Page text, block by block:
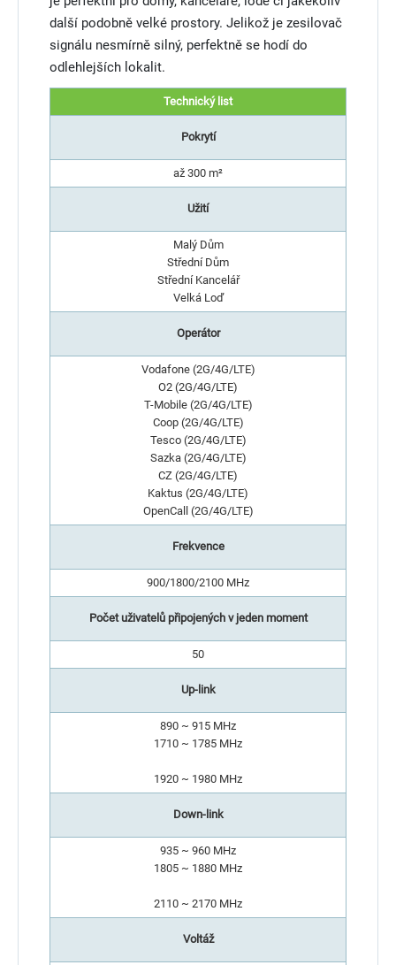
další podobně velké prostory. Jelikož je zesilovač
signálu nesmírně silný, perfektně se hodí do
odlehlejších lokalit.
Technický list
Pokrytí
až 300 m²
Užití
Malý Dům
Střední Dům
Střední Kancelář
Velká Loď
Operátor
Vodafone (2G/4G/LTE)
O2 (2G/4G/LTE)
T-Mobile (2G/4G/LTE)
Coop (2G/4G/LTE)
Tesco (2G/4G/LTE)
Sazka (2G/4G/LTE)
CZ (2G/4G/LTE)
Kaktus (2G/4G/LTE)
OpenCall (2G/4G/LTE)
Frekvence
900/1800/2100 MHz
Počet uživatelů připojených v jeden moment
50
Up-link
890 ~ 915 MHz
1710 ~ 1785 MHz
1920 ~ 1980 MHz
Down-link
935 ~ 960 MHz
1805 ~ 1880 MHz
2110 ~ 2170 MHz
Voltáž